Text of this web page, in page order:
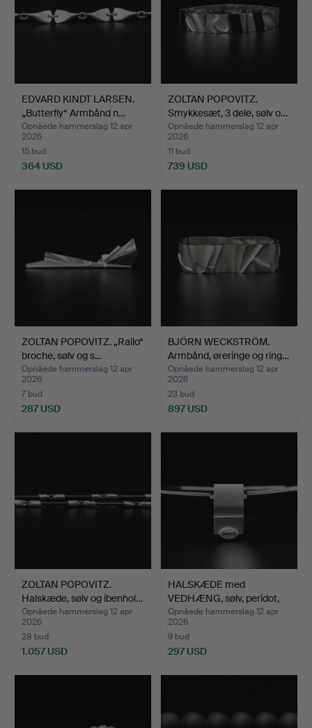
EDVARD KINDT LARSEN.
„Butterfly“ Armbånd n…
Opnåede hammerslag 12 apr
2026
15 bud
364 USD
ZOLTAN POPOVITZ.
Smykkesæt, 3 dele, sølv o…
Opnåede hammerslag 12 apr
2026
11 bud
739 USD
ZOLTAN POPOVITZ. „Railo“
broche, sølv og s…
Opnåede hammerslag 12 apr
2026
7 bud
287 USD
BJÖRN WECKSTRÖM.
Armbånd, øreringe og ring…
Opnåede hammerslag 12 apr
2026
23 bud
897 USD
ZOLTAN POPOVITZ.
Halskæde, sølv og ibenhol…
Opnåede hammerslag 12 apr
2026
28 bud
1.057 USD
HALSKÆDE med
VEDHÆNG, sølv, peridot,
Kalev…
Opnåede hammerslag 12 apr
2026
9 bud
297 USD